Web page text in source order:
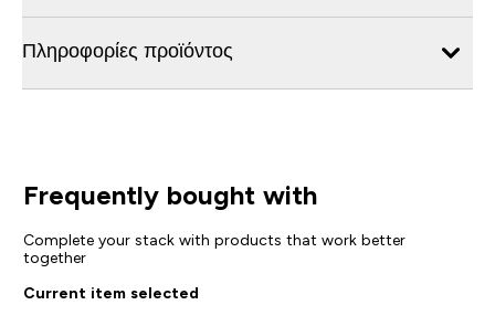
Πληροφορίες προϊόντος
Frequently bought with
Complete your stack with products that work better
together
Current item selected